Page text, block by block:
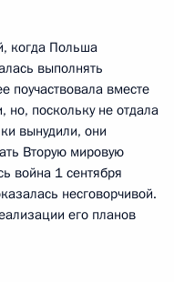
когда Польша
выполнять
поучаствовала вместе
но, поскольку не отдала
вынудили, они
Вторую мировую
война 1 сентября
несговорчивой.
его планов